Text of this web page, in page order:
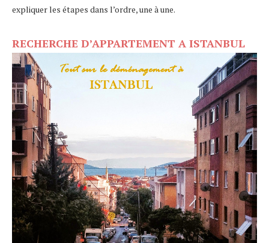
expliquer les étapes dans l’ordre, une à une.
RECHERCHE D’APPARTEMENT A ISTANBUL